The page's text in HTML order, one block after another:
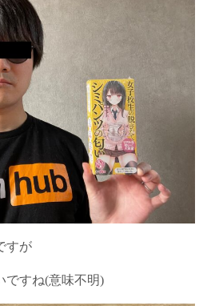
すが
ですね(意味不明)